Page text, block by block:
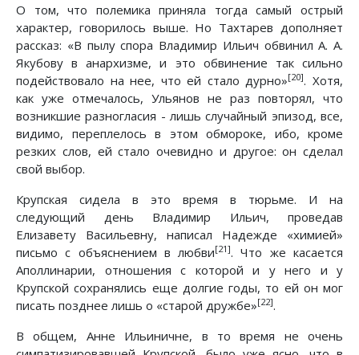
О том, что полемика приняла тогда самый острый
характер, говорилось выше. Но Тахтарев дополняет
рассказ: «В пылу спора Владимир Ильич обвинил А. А.
Якубову в анархизме, и это обвинение так сильно
подействовало на нее, что ей стало дурно»[20]. Хотя,
как уже отмечалось, Ульянов не раз повторял, что
возникшие разногласия - лишь случайный эпизод, все,
видимо, переплелось в этом обмороке, ибо, кроме
резких слов, ей стало очевидно и другое: он сделал
свой выбор.
Крупская сидела в это время в тюрьме. И на
следующий день Владимир Ильич, проведав
Елизавету Васильевну, написал Надежде «химией»
письмо с объяснением в любви[21]. Что же касается
Аполлинарии, отношения с которой и у него и у
Крупской сохранялись еще долгие годы, то ей он мог
писать позднее лишь о «старой дружбе»[22].
В общем, Анне Ильиничне, в то время не очень